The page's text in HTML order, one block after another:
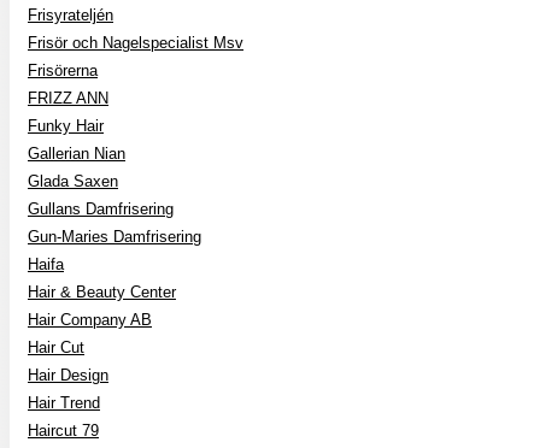
Frisyrateljén
Frisör och Nagelspecialist Msv
Frisörerna
FRIZZ ANN
Funky Hair
Gallerian Nian
Glada Saxen
Gullans Damfrisering
Gun-Maries Damfrisering
Haifa
Hair & Beauty Center
Hair Company AB
Hair Cut
Hair Design
Hair Trend
Haircut 79